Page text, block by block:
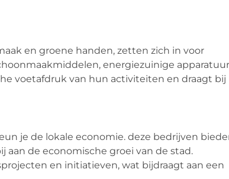
en groene handen, zetten zich in voor
energiezuinige apparatuur
voetafdruk van hun activiteiten en draagt bij
je de lokale economie. deze bedrijven
aan de economische groei van de stad.
en initiatieven, wat bijdraagt aan een